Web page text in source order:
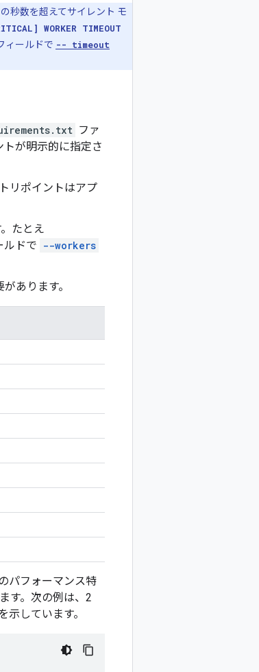
秒数を超えてサイレント モ
WORKER TIMEOUT
ィールドで -- timeout
ファ
トが明示的に指定さ
リポイントはアプ
たとえ
ルドで --workers
あります。
パフォーマンス特
す。次の例は、2
しています。